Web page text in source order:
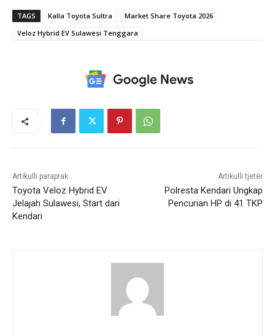
TAGS Kalla Toyota Sultra
Market Share Toyota 2026
Veloz Hybrid EV Sulawesi Tenggara
Artikulli paraprak
Toyota Veloz Hybrid EV
Jelajah Sulawesi, Start dari
Kendari
Artikulli tjetër
Polresta Kendari Ungkap
Pencurian HP di 41 TKP